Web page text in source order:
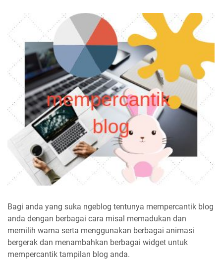
Bagi anda yang suka ngeblog tentunya mempercantik blog
anda dengan berbagai cara misal memadukan dan
memilih warna serta menggunakan berbagai animasi
bergerak dan menambahkan berbagai widget untuk
mempercantik tampilan blog anda.